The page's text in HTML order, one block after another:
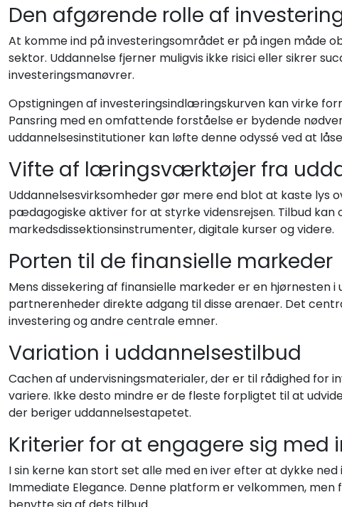
Den afgørende rolle af
At komme ind på investeringsområdet er på ingen måde
sektor. Uddannelse fjerner muligvis ikke risici eller sikrer
investeringsmanøvrer.
Opstigningen af investeringsindlæringskurven kan virke
Pansring med en omfattende forståelse er bydende
uddannelsesinstitutioner kan løfte denne odyssé ved at
Vifte af læringsværktøjer fra
Uddannelsesvirksomheder gør mere end blot at kaste
pædagogiske aktiver for at styrke vidensrejsen. Tilbud
markedsdissektionsinstrumenter, digitale kurser og videre.
Porten til de finansielle markeder
Mens dissekering af finansielle markeder er en hjørnesten
partnerenheder direkte adgang til disse arenaer. Det
investering og andre centrale emner.
Variation i uddannelsestilbud
Cachen af undervisningsmaterialer, der er til rådighed for
variere. Ikke desto mindre er de fleste forpligtet til at
der beriger uddannelsestapetet.
Kriterier for at engagere sig
I sin kerne kan stort set alle med en iver efter at dykke
Immediate Elegance. Denne platform er velkommen,